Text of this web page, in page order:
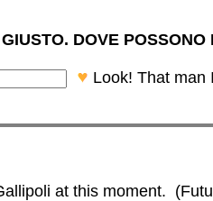
DOVE POSSONO
Look! That man
at this moment. (F